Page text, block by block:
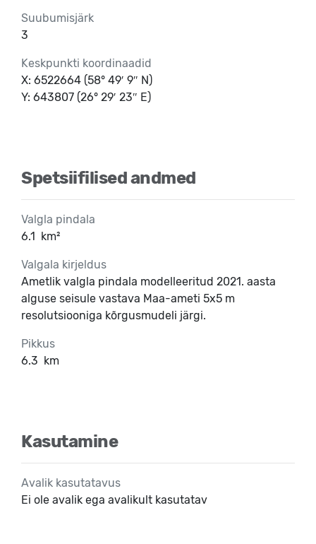
Suubumisjärk
3
Keskpunkti koordinaadid
X: 6522664 (58° 49′ 9″ N)
Y: 643807 (26° 29′ 23″ E)
Spetsiifilised andmed
Valgla pindala
6.1 km²
Valgala kirjeldus
Ametlik valgla pindala modelleeritud 2021. aasta
alguse seisule vastava Maa-ameti 5x5 m
resolutsiooniga kõrgusmudeli järgi.
Pikkus
6.3 km
Kasutamine
Avalik kasutatavus
Ei ole avalik ega avalikult kasutatav